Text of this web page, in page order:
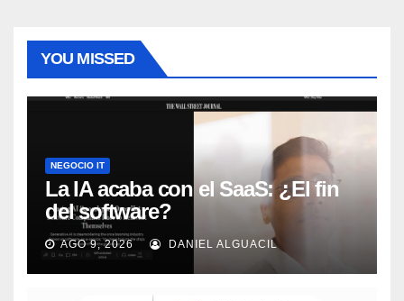
YOU MISSED
NEGOCIO IT
La IA acaba con el SaaS: ¿El fin
del software?
AGO 9, 2026 DANIEL ALGUACIL